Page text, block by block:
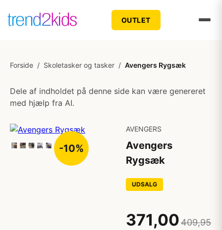
OUTLET
Forside / Skoletasker og tasker / Avengers Rygsæk
Dele af indholdet på denne side kan være genereret
med hjælp fra AI.
-10%
AVENGERS
Avengers
Rygsæk
UDSALG
371,00 409,95